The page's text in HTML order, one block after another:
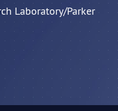
Laboratory/Parker